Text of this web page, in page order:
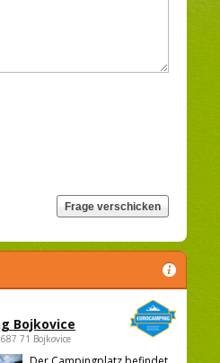
Bojkovice
71 Bojkovice